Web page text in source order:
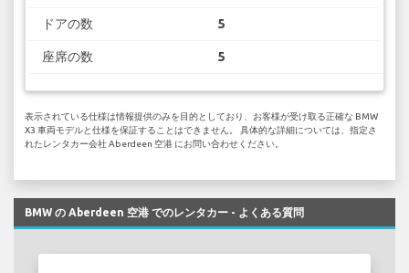
ドアの数 5
座席の数 5
表示されている仕様は情報提供のみを目的としており、お客様が受け取る正確な BMW
X3 車両モデルと仕様を保証することはできません。 具体的な詳細については、指定さ
れたレンタカー会社 Aberdeen 空港 にお問い合わせください。
BMW の Aberdeen 空港 でのレンタカー - よくある質問